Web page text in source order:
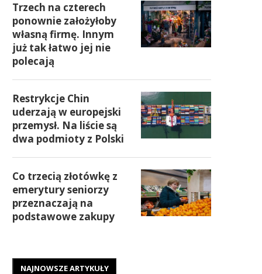
Trzech na czterech
ponownie założyłoby
własną firmę. Innym
już tak łatwo jej nie
polecają
Restrykcje Chin
uderzają w europejski
przemysł. Na liście są
dwa podmioty z Polski
Co trzecią złotówkę z
emerytury seniorzy
przeznaczają na
podstawowe zakupy
NAJNOWSZE ARTYKUŁY